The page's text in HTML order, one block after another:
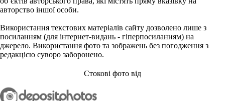
авторство іншої особи.
Використання текстових матеріалів сайту дозволено лише з
посиланням (для інтернет-видань - гіперпосиланням) на
джерело. Використання фото та зображень без погодження з
редакцією суворо заборонено.
Стокові фото від